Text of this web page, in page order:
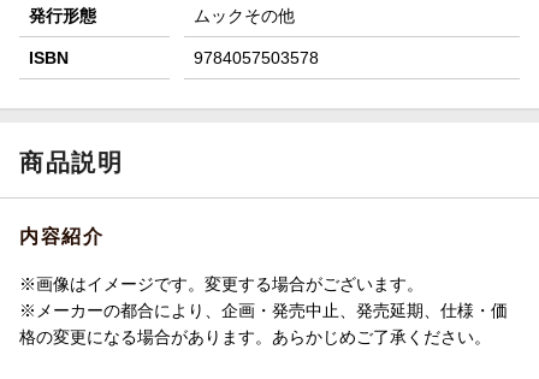
発行形態 ムックその他
ISBN 9784057503578
商品説明
内容紹介
※画像はイメージです。変更する場合がございます。
※メーカーの都合により、企画・発売中止、発売延期、仕様・価
格の変更になる場合があります。あらかじめご了承ください。